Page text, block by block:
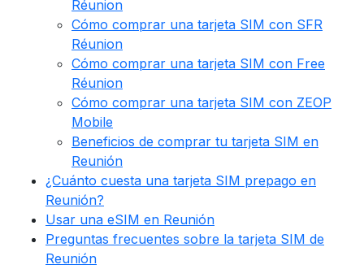
Réunion
Cómo comprar una tarjeta SIM con SFR
Réunion
Cómo comprar una tarjeta SIM con Free
Réunion
Cómo comprar una tarjeta SIM con ZEOP
Mobile
Beneficios de comprar tu tarjeta SIM en
Reunión
¿Cuánto cuesta una tarjeta SIM prepago en
Reunión?
Usar una eSIM en Reunión
Preguntas frecuentes sobre la tarjeta SIM de
Reunión